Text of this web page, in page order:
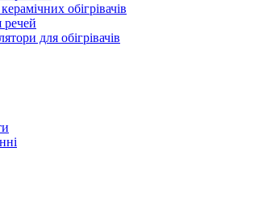
обігрівачів
для обігрівачів